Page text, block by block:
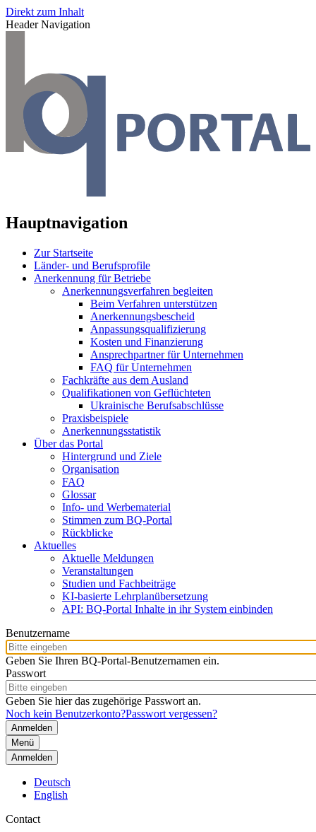
Direkt zum Inhalt
Header Navigation
Hauptnavigation
Zur Startseite
Länder- und Berufsprofile
Anerkennung für Betriebe
Anerkennungsverfahren begleiten
Beim Verfahren unterstützen
Anerkennungsbescheid
Anpassungsqualifizierung
Kosten und Finanzierung
Ansprechpartner für Unternehmen
FAQ für Unternehmen
Fachkräfte aus dem Ausland
Qualifikationen von Geflüchteten
Ukrainische Berufsabschlüsse
Praxisbeispiele
Anerkennungsstatistik
Über das Portal
Hintergrund und Ziele
Organisation
FAQ
Glossar
Info- und Werbematerial
Stimmen zum BQ-Portal
Rückblicke
Aktuelles
Aktuelle Meldungen
Veranstaltungen
Studien und Fachbeiträge
KI-basierte Lehrplanübersetzung
API: BQ-Portal Inhalte in ihr System einbinden
Benutzername
Geben Sie Ihren BQ-Portal-Benutzernamen ein.
Passwort
Geben Sie hier das zugehörige Passwort an.
Noch kein Benutzerkonto?Passwort vergessen?
Menü
Anmelden
Deutsch
English
Contact